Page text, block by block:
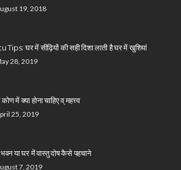
19, 2018
Tips: घर में सीढ़ियों की सही दिशा लाती है घर में खुशियां
28, 2019
में क्या होना चाहिए व् महत्त्व
25, 2019
या घर में वास्तु दोष कैसे पहचाने
7, 2019